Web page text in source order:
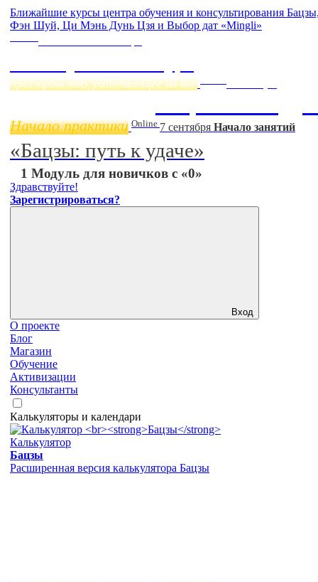
Ближайшие курсы центра обучения и консультирования
Фэн Шуй, Ци Мэнь Дунь Цзя и Выбор дат «Mingli»
пространство, работающее на вас
Начало практики Online 7 сентября Начало занятий
«Бацзы: путь к удаче»
1 Модуль для новичков с «0»
Здравствуйте!
Зарегистрироваться?
Вход
О проекте
Блог
Магазин
Обучение
Активизации
Консультанты
Калькуляторы и календари
Калькулятор
Бацзы
Расширенная версия калькулятора Бацзы